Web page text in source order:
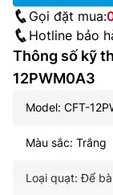
Gọi đặt mua:
Hotline bảo
Thông số kỹ
12PWM0A3
Model: CFT-
Màu sắc: Trắng
Loại quạt: Để